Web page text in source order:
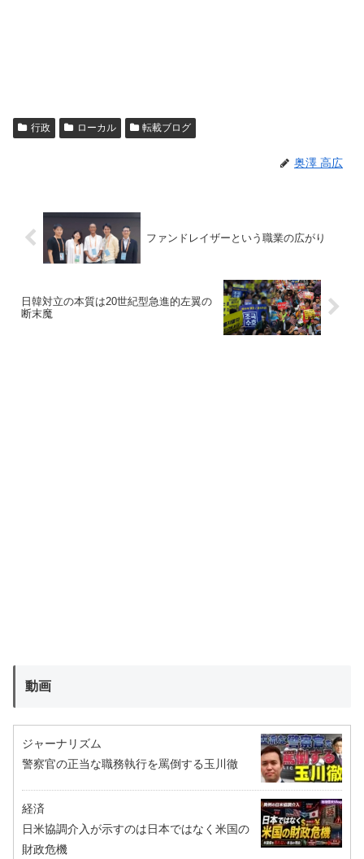
行政 ローカル 転載ブログ
奥澤 高広
ファンドレイザーという職業の広がり
日韓対立の本質は20世紀型急進的左翼の
断末魔
動画
ジャーナリズム
警察官の正当な職務執行を罵倒する玉川徹
経済
日米協調介入が示すのは日本ではなく米国の
財政危機